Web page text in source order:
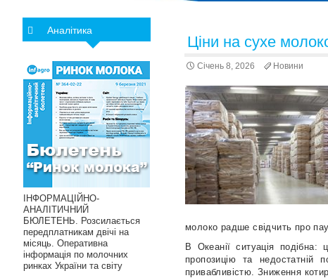
Ціни на сухе
Січень 8, 2026 Новини
молоко радше свідчить про
В Океанії ситуація подібна:
пропозицію та недостатній
привабливістю. Зниження
Аналітика
ІНФОРМАЦІЙНО-
АНАЛІТИЧНИЙ
БЮЛЕТЕНЬ. Розсилається
передплатникам двічі на
місяць. Оперативна
інформація по молочних
ринках України та світу